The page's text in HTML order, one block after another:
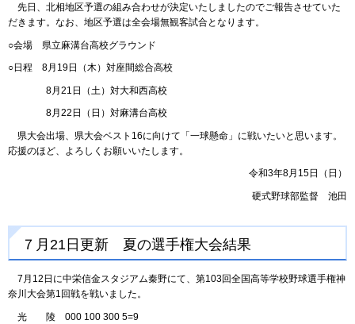
先日、北相地区予選の組み合わせが決定いたしましたのでご報告させていた
だきます。なお、地区予選は全会場無観客試合となります。
○会場 県立麻溝台高校グラウンド
○日程 8月19日（木）対座間総合高校
8月21日（土）対大和西高校
8月22日（日）対麻溝台高校
県大会出場、県大会ベスト16に向けて「一球懸命」に戦いたいと思います。
応援のほど、よろしくお願いいたします。
令和3年8月15日（日）
硬式野球部監督 池田
７月21日更新 夏の選手権大会結果
7月12日に中栄信金スタジアム秦野にて、第103回全国高等学校野球選手権神
奈川大会第1回戦を戦いました。
光 陵 000 100 300 5=9